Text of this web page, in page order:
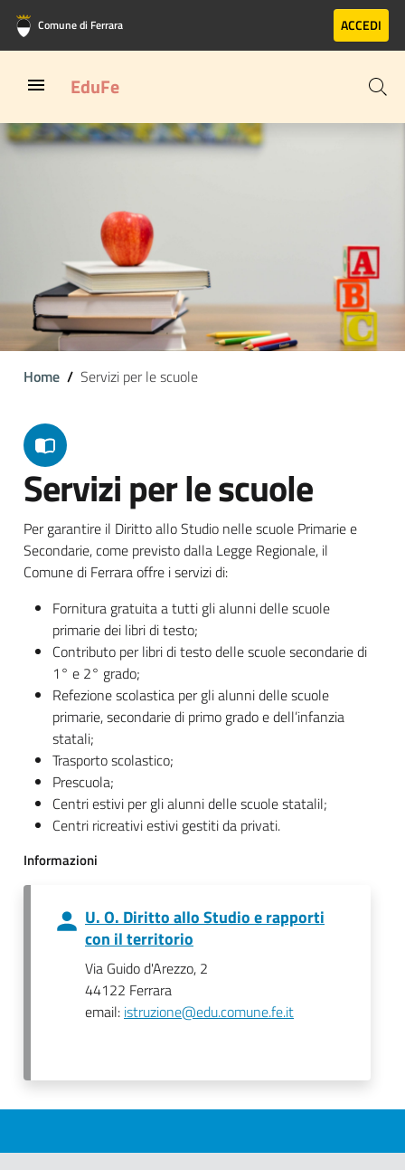
Vai al contenuto principale
Vai al footer
Comune di Ferrara ACCEDI
EduFe
Home Servizi per le scuole
Servizi per le scuole
Per garantire il Diritto allo Studio nelle scuole Primarie e
Secondarie, come previsto dalla Legge Regionale, il
Comune di Ferrara offre i servizi di:
Fornitura gratuita a tutti gli alunni delle scuole
primarie dei libri di testo;
Contributo per libri di testo delle scuole secondarie di
1° e 2° grado;
Refezione scolastica per gli alunni delle scuole
primarie, secondarie di primo grado e dell’infanzia
statali;
Trasporto scolastico;
Prescuola;
Centri estivi per gli alunni delle scuole statalil;
Centri ricreativi estivi gestiti da privati.
Informazioni
U. O. Diritto allo Studio e rapporti
con il territorio
Via Guido d'Arezzo, 2
44122 Ferrara
email: istruzione@edu.comune.fe.it